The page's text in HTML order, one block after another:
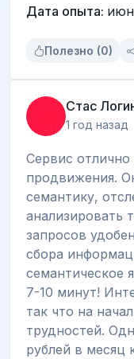
Дата опыта:
Полезно (0)
Стас
1 год назад
Сервис
продвижения.
семантику,
анализировать
запросов
сбора
семантическое
7-10 минут!
так что на
трудностей.
рублей в месяц